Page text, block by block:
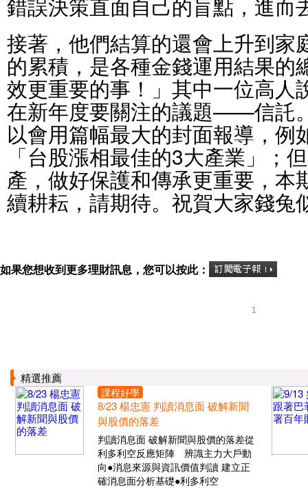
接著，他們結算的還會上升到家
的累積，是各種金錢運用結果的
效更重要的事！」其中一位高人
在新年度要關注的議題——信託
以會用篇幅最大的封面報導，例
「台股漲相最佳的3大產業」；
產，做好保護和傳承更重要，本
續耕耘，請期待。祝賀大家錢兔
如果您想收到更多理財訊息，您可以按此：
1
精選推薦
課程好學
8/23 楊忠憲 判讀消息面 破解新聞
與股價的落差
判讀消息面 破解新聞與股價的落差從
利多利空反應矩陣 辨識主力大戶動
向●消息來源與資訊價值判讀 建立正
確消息面分析基礎●利多利空